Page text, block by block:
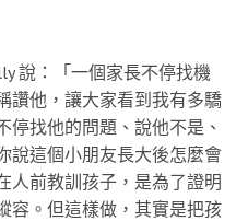
說：「一個家長不停找機
讚他，讓大家看到我有多驕
停找他的問題、說他不是、
說這個小朋友長大後怎麼會
人前教訓孩子，是為了證明
容。但這樣做，其實是把孩